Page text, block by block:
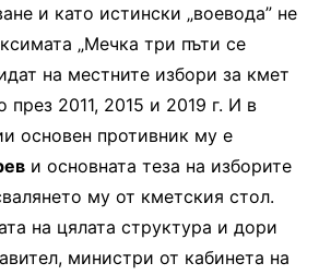
и като истински „воeвода” не
„Мечка три пъти се
на местните избори за кмет
2011, 2015 и 2019 г. И в
основен противник му е
и основната теза на изборите
му от кметския стол.
на цялата структура и дори
министри от кабинета на